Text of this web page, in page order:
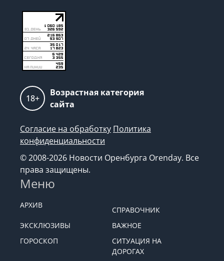
18+
Возрастная категория
сайта
Согласие на обработку Политика
конфиденциальности
© 2008-2026 Новости Оренбурга Orenday. Все
права защищены.
Меню
АРХИВ
СПРАВОЧНИК
ЭКСКЛЮЗИВЫ
ВАЖНОЕ
ГОРОСКОП
СИТУАЦИЯ НА
ДОРОГАХ